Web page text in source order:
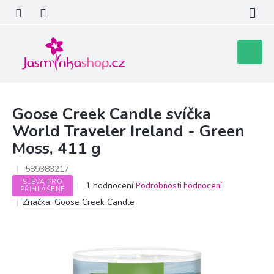
obsah
košík
Goose Creek Candle svíčka
World Traveler Ireland - Green
Moss, 411 g
589383217
SLEVA PRO
PŘIHLÁŠENÉ
Průměrné
hodnocení
produktu
5
hvězdiček.
1 hodnocení Podrobnosti hodnocení
Značka: Goose Creek Candle